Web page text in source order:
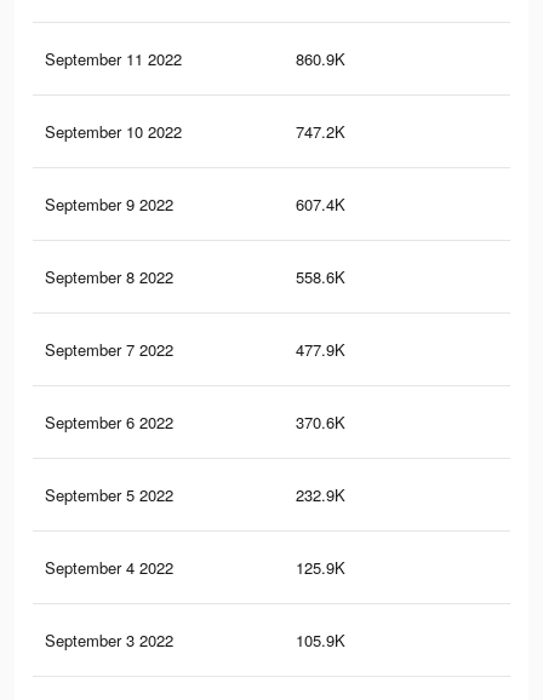
September 11 2022 860.9K
September 10 2022 747.2K
September 9 2022 607.4K
September 8 2022 558.6K
September 7 2022 477.9K
September 6 2022 370.6K
September 5 2022 232.9K
September 4 2022 125.9K
September 3 2022 105.9K